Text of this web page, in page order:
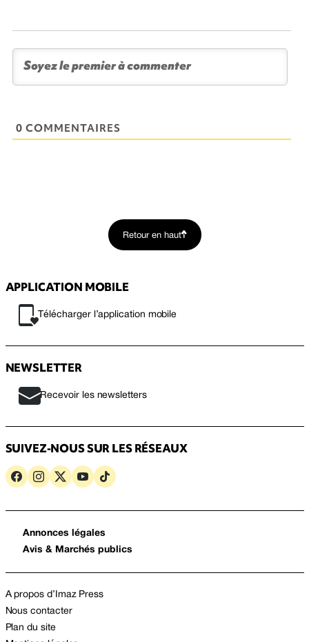
0 COMMENTAIRES
Retour en haut
APPLICATION MOBILE
Télécharger l’application mobile
NEWSLETTER
Recevoir les newsletters
SUIVEZ-NOUS SUR LES RÉSEAUX
Annonces légales
Avis & Marchés publics
A propos d’Imaz Press
Nous contacter
Plan du site